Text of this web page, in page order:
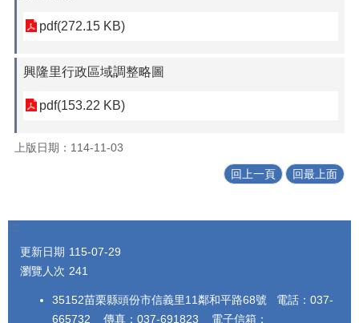
pdf(272.15 KB)
興隆里行政區域調整略圖
pdf(153.22 KB)
上版日期：114-11-03
回上一頁 回最上面
:::
更新日期 115-07-29
瀏覽人次 241
35152苗栗縣頭份市信義里11鄰和平路68號 電話：037-
665732 傳真：037-691823 電子信箱：